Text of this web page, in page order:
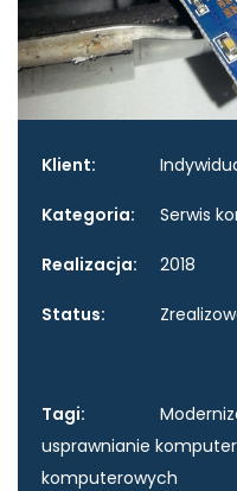
Klient:
Kategoria: Serwis
Realizacja: 2018
Status:
Tagi:
usprawnianie
komputerowych